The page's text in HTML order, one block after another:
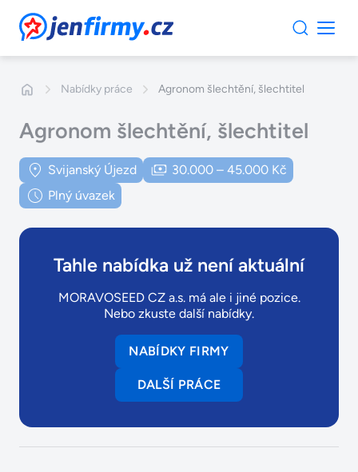
JenFirmy.cz
Nabídky práce Agronom šlechtění, šlechtitel
Agronom šlechtění, šlechtitel
Svijanský Újezd
30.000 – 45.000 Kč
Plný úvazek
Tahle nabídka už není aktuální
MORAVOSEED CZ a.s. má ale i jiné pozice.
Nebo zkuste další nabídky.
NABÍDKY FIRMY
DALŠÍ PRÁCE